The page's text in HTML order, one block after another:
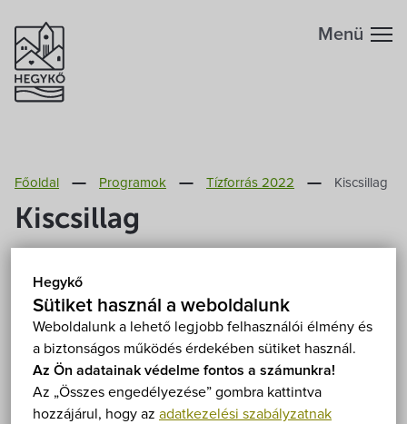
Hegykő
Sütiket használ a weboldalunk
Weboldalunk a lehető legjobb felhasználói élmény és
a biztonságos működés érdekében sütiket használ.
Az Ön adatainak védelme fontos a számunkra!
Az „Összes engedélyezése” gombra kattintva
hozzájárul, hogy az adatkezelési szabályzatnak
Fontos telefonszámok
Földrajzi adottság
Éghajlat
Hegykő történelme
Szabadidő
Éttermek
Programok
Önkormányzat
Menü
Főoldal Programok Tízforrás 2022 Kiscsillag
Kiscsillag
Hegykő, grófkert 9437 Hegykő, Szent Mihály utca
Grófkert
Mutasd a térképen
Fizetős Koncert Szabadtéri